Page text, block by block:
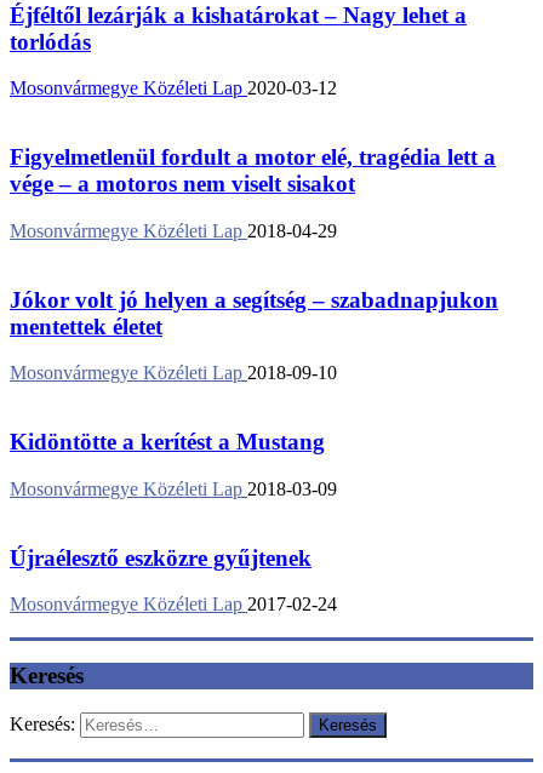
Éjféltől lezárják a kishatárokat – Nagy lehet a
torlódás
Mosonvármegye Közéleti Lap 2020-03-12
Figyelmetlenül fordult a motor elé, tragédia lett a
vége – a motoros nem viselt sisakot
Mosonvármegye Közéleti Lap 2018-04-29
Jókor volt jó helyen a segítség – szabadnapjukon
mentettek életet
Mosonvármegye Közéleti Lap 2018-09-10
Kidöntötte a kerítést a Mustang
Mosonvármegye Közéleti Lap 2018-03-09
Újraélesztő eszközre gyűjtenek
Mosonvármegye Közéleti Lap 2017-02-24
Keresés
Keresés: